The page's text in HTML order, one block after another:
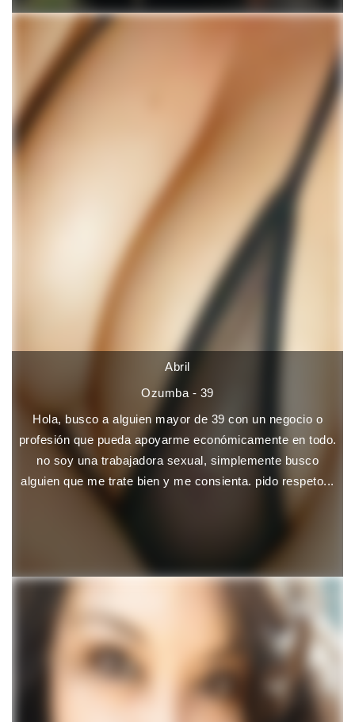
Abril
Ozumba - 39
Hola, busco a alguien mayor de 39 con un negocio o
profesión que pueda apoyarme económicamente en todo.
no soy una trabajadora sexual, simplemente busco
alguien que me trate bien y me consienta. pido respeto...